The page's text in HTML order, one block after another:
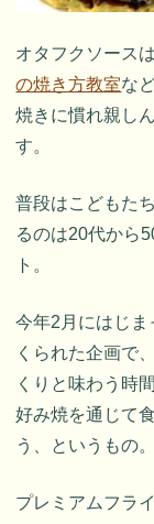
オタフクソース
の焼き方教室な
焼きに慣れ親し
す。
普段はこどもた
るのは20代から
ト。
今年2月にはじ
くられた企画で
くりと味わう時
好み焼を通じて
う、というもの。
プレミアムフラ